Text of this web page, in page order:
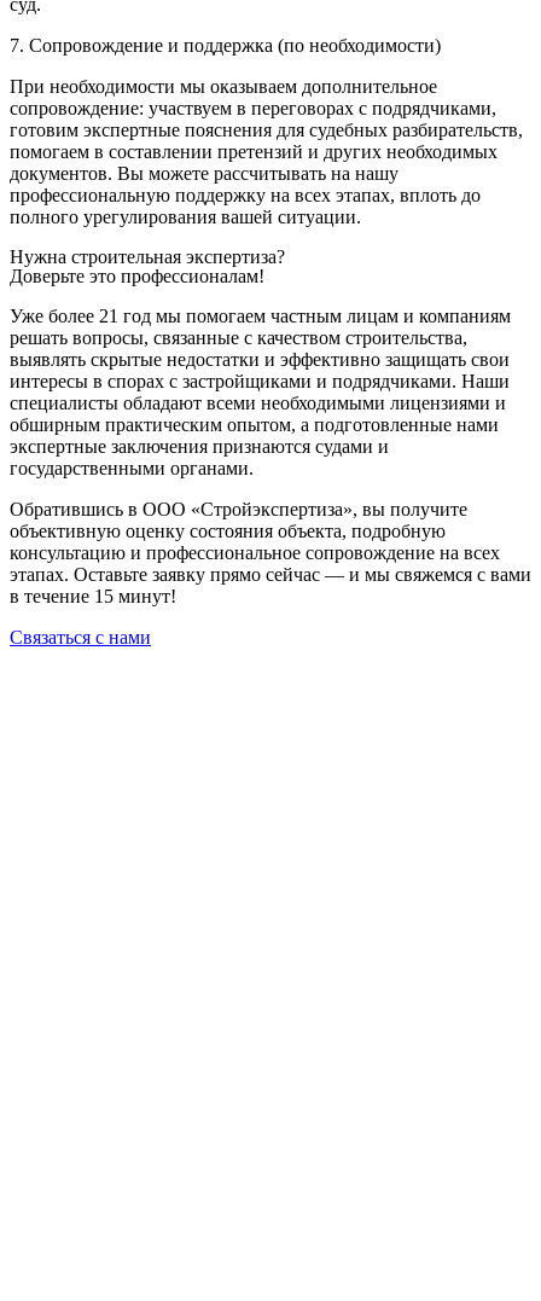
суд.
7. Сопровождение и поддержка (по необходимости)
При необходимости мы оказываем дополнительное
сопровождение: участвуем в переговорах с подрядчиками,
готовим экспертные пояснения для судебных разбирательств,
помогаем в составлении претензий и других необходимых
документов. Вы можете рассчитывать на нашу
профессиональную поддержку на всех этапах, вплоть до
полного урегулирования вашей ситуации.
Нужна строительная экспертиза?
Доверьте это профессионалам!
Уже более 21 год мы помогаем частным лицам и компаниям
решать вопросы, связанные с качеством строительства,
выявлять скрытые недостатки и эффективно защищать свои
интересы в спорах с застройщиками и подрядчиками. Наши
специалисты обладают всеми необходимыми лицензиями и
обширным практическим опытом, а подготовленные нами
экспертные заключения признаются судами и
государственными органами.
Обратившись в ООО «Стройэкспертиза», вы получите
объективную оценку состояния объекта, подробную
консультацию и профессиональное сопровождение на всех
этапах. Оставьте заявку прямо сейчас — и мы свяжемся с вами
в течение 15 минут!
Связаться с нами